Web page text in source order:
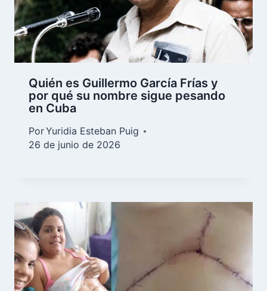
Quién es Guillermo García Frías y
por qué su nombre sigue pesando
en Cuba
PorYuridia Esteban Puig
26 de junio de 2026